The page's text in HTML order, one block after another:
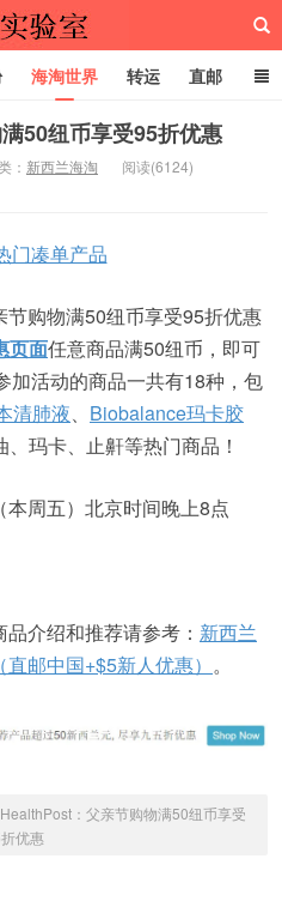
海淘世界 转运 直邮
50纽币享受95折优惠
： 新西兰海淘
阅读(6124)
门凑单产品
购物满50纽币享受95折优惠
页面任意商品满50纽币，即可
加活动的商品一共有18种，包
清肺液、 Biobalance玛卡胶
玛卡、止鼾等热门商品！
周五）北京时间晚上8点
介绍和推荐请参考： 新西兰
邮中国+$5新人优惠） 。
HealthPost：父亲节购物满50纽币享受
优惠